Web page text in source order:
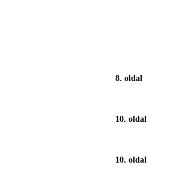
8. oldal
10. oldal
10. oldal